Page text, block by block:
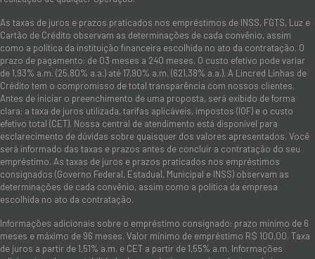
As taxas de juros e prazos praticados nos empréstimos de INSS, FGTS, Luz e
Cartão de Crédito observam as determinações de cada convênio, assim
como a política da instituição financeira escolhida no ato da contratação. O
prazo de pagamento: de 03 meses a 240 meses. O custo efetivo pode variar
de 1,93% a.m. (25,80% a.a.) até 17,90% a.m. (621,38% a.a.). A Lincred Linhas de
Crédito tem o compromisso de total transparência com nossos clientes.
Antes de iniciar o preenchimento de uma proposta, será exibido de forma
clara: a taxa de juros utilizada, tarifas aplicáveis, impostos (IOF) e o custo
efetivo total (CET). Nossa central de atendimento está disponível para
esclarecimento de dúvidas sobre quaisquer dos valores apresentados. Você
será informado das taxas e prazos antes de concluir a contratação do seu
empréstimo. As taxas de juros e prazos praticados nos empréstimos
consignados (Governo Federal, Estadual, Municipal e INSS) observam as
determinações de cada convênio, assim como a política da empresa
escolhida no ato da contratação.
Informações adicionais sobre o empréstimo consignado: prazo mínimo de 6
meses e máximo de 96 meses. Valor mínimo de empréstimo R$ 100,00. Taxa
de juros a partir de 1,51% a.m. e CET a partir de 1,55% a.m. Informações